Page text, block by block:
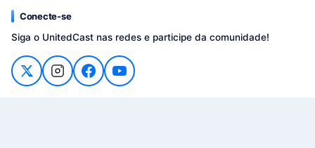
Conecte-se
Siga o UnitedCast nas redes e participe da comunidade!